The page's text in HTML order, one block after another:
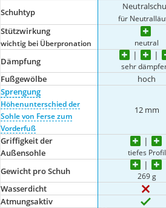
Schuhtyp
für
Stützwirkung
wichtig bei Überpronation neutral
Dämpfung sehr
Fußgewölbe hoch
Sprengung
Höhenunterschied der
Sohle von Ferse zum
Vorderfuß
12 mm
Griffigkeit der
Außensohle
tiefes Profil
Gewicht pro Schuh 269 g
Wasserdicht
Atmungsaktiv